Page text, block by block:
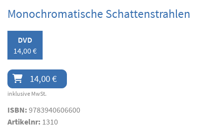
Monochromatische Schattenstrahlen
DVD
14,00 €
14,00 €
inklusive MwSt.
ISBN: 9783940606600
Artikelnr: 1310